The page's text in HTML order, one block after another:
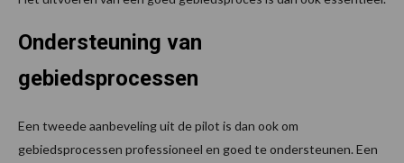
Ondersteuning van
gebiedsprocessen
Een tweede aanbeveling uit de pilot is dan ook om
gebiedsprocessen professioneel en goed te ondersteunen. Een